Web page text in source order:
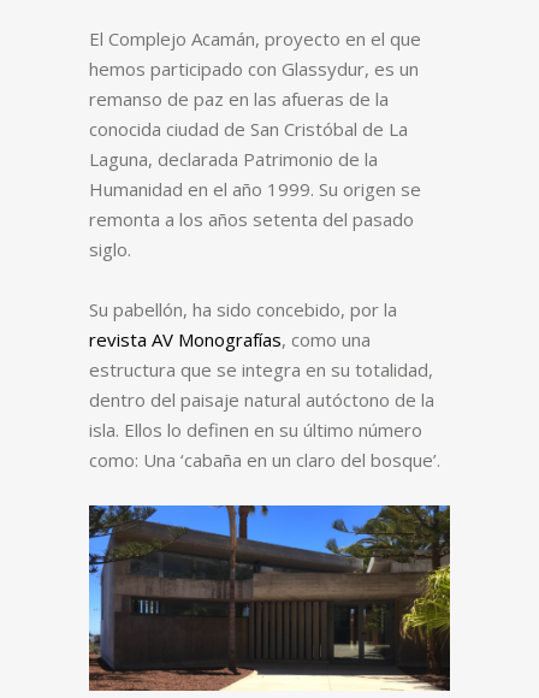
El Complejo Acamán, proyecto en el que
hemos participado con Glassydur, es un
remanso de paz en las afueras de la
conocida ciudad de San Cristóbal de La
Laguna, declarada Patrimonio de la
Humanidad en el año 1999. Su origen se
remonta a los años setenta del pasado
siglo.
Su pabellón, ha sido concebido, por la
revista AV Monografías, como una
estructura que se integra en su totalidad,
dentro del paisaje natural autóctono de la
isla. Ellos lo definen en su último número
como: Una ‘cabaña en un claro del bosque’.